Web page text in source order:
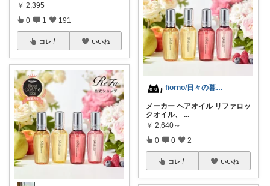
￥ 2,395
0 1 191
コレ いいね
fiorno/日々の暮らしに
メーカー ヘアオイル リファロッ
クオイル、
...
￥ 2,640～
0 0 2
コレ いいね